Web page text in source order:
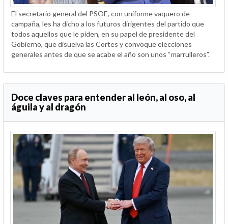
El secretario general del PSOE, con uniforme vaquero de
campaña, les ha dicho a los futuros dirigentes del partido que
todos aquellos que le piden, en su papel de presidente del
Gobierno, que disuelva las Cortes y convoque elecciones
generales antes de que se acabe el año son unos “marrulleros”.
Doce claves para entender al león, al oso, al
águila y al dragón